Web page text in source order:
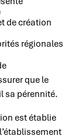
de création
régionales
que le
sa pérennité.
est établie